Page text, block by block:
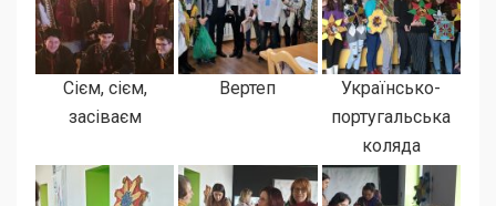
Сієм, сієм,
засіваєм
Вертеп
Українсько-
португальська
коляда